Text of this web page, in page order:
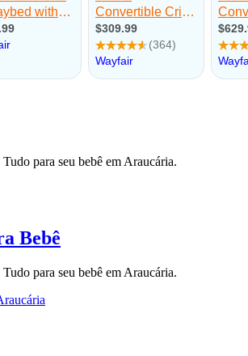
para seu bebê em Araucária.
Bebê
para seu bebê em Araucária.